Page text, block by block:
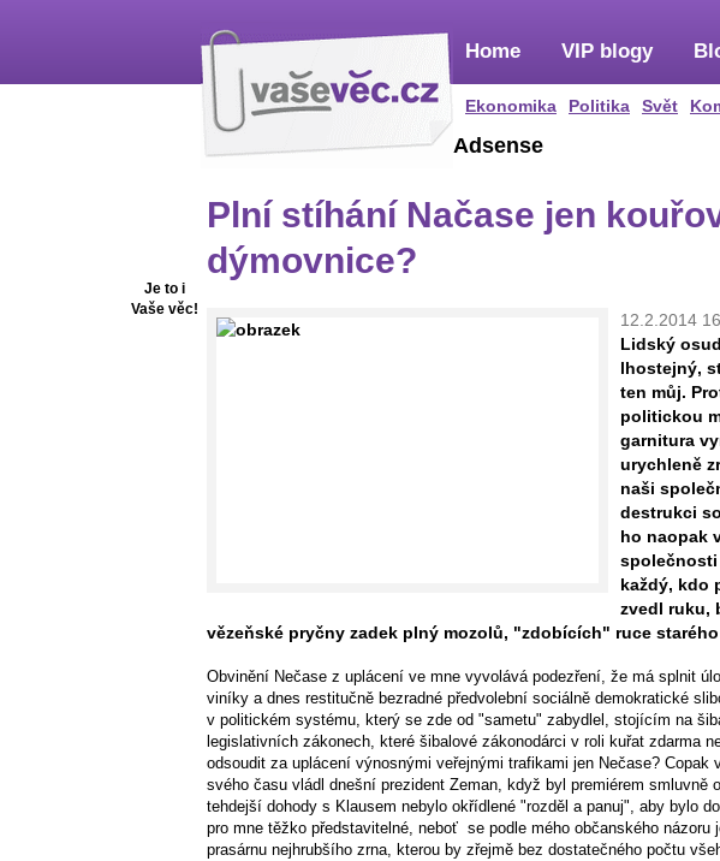
Home
Ekonomika Politika Svět
VIP blogy
Je to i
Vaše věc!
Adsense
Plní stíhání Načase jen
dýmovnice?
12.2.2014
Lidský
lhostejný,
ten můj.
politickou
garnitura
urychleně
naši
destrukci
ho naopak
společnosti
každý, kdo
zvedl ruku,
vězeňské pryčny zadek plný mozolů, "zdobících" ruce
Obvinění Nečase z uplácení ve mne vyvolává podezření, že má splnit
viníky a dnes restitučně bezradné předvolební sociálně demokratické
v politickém systému, který se zde od "sametu" zabydlel, stojícím na
legislativních zákonech, které šibalové zákonodárci v roli kuřat zdarma
odsoudit za uplácení výnosnými veřejnými trafikami jen Nečase? Copak
svého času vládl dnešní prezident Zeman, když byl premiérem smluvně
tehdejší dohody s Klausem nebylo okřídlené "rozděl a panuj", aby bylo
pro mne těžko představitelné, neboť se podle mého občanského
prasárnu nejhrubšího zrna, kterou by zřejmě bez dostatečného počtu